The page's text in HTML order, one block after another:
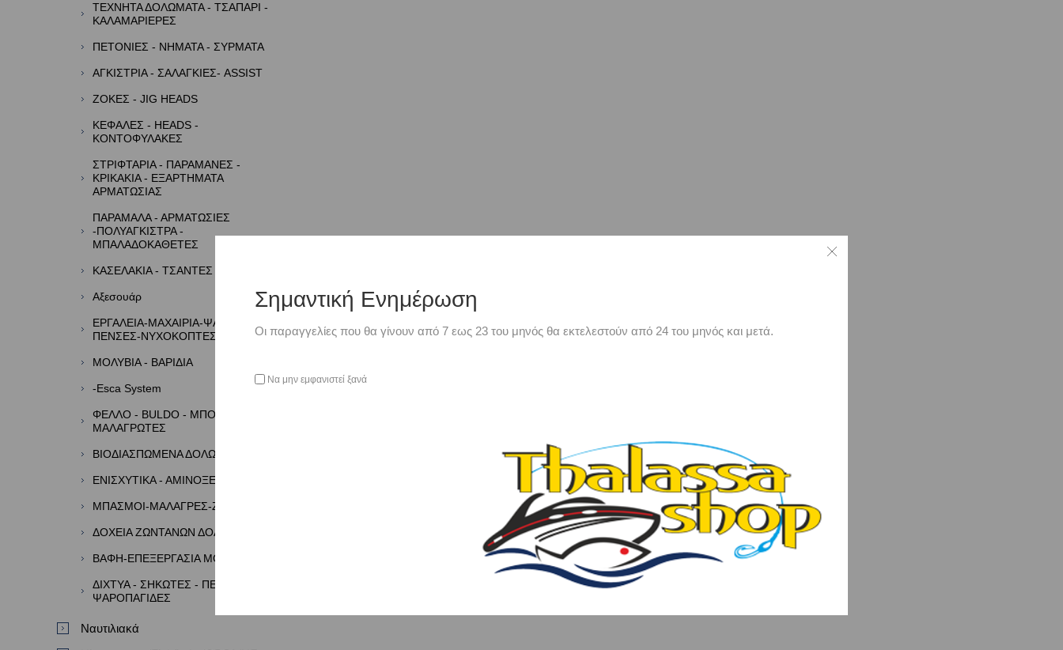
ΤΕΧΝΗΤΑ ΔΟΛΩΜΑΤΑ - ΤΣΑΠΑΡΙ -
ΚΑΛΑΜΑΡΙΕΡΕΣ
ΠΕΤΟΝΙΕΣ - ΝΗΜΑΤΑ - ΣΥΡΜΑΤΑ
ΑΓΚΙΣΤΡΙΑ - ΣΑΛΑΓΚΙΕΣ- ASSIST
ΖΟΚΕΣ - JIG HEADS
ΚΕΦΑΛΕΣ - HEADS -
ΚΟΝΤΟΦΥΛΑΚΕΣ
ΣΤΡΙΦΤΑΡΙΑ - ΠΑΡΑΜΑΝΕΣ -
ΚΡΙΚΑΚΙΑ - ΕΞΑΡΤΗΜΑΤΑ
ΑΡΜΑΤΩΣΙΑΣ
ΠΑΡΑΜΑΛΑ - ΑΡΜΑΤΩΣΙΕΣ
-ΠΟΛΥΑΓΚΙΣΤΡΑ -
ΜΠΑΛΑΔΟΚΑΘΕΤΕΣ
ΚΑΣΕΛΑΚΙΑ - ΤΣΑΝΤΕΣ - ΘΗΚΕΣ
Αξεσουάρ
ΕΡΓΑΛΕΙΑ-ΜΑΧΑΙΡΙΑ-ΨΑΛΙΔΙΑ-
ΠΕΝΣΕΣ-ΝΥΧΟΚΟΠΤΕΣ
ΜΟΛΥΒΙΑ - ΒΑΡΙΔΙΑ
-Esca System
ΦΕΛΛΟ - BULDO - ΜΠΟΡΜΠΑΔΕΣ -
ΜΑΛΑΓΡΩΤΕΣ
ΒΙΟΔΙΑΣΠΩΜΕΝΑ ΔΟΛΩΜΑΤΑ
ΕΝΙΣΧΥΤΙΚΑ - ΑΜΙΝΟΞΕΑ - ΑΡΩΜΑΤΑ
ΜΠΑΣΜΟΙ-ΜΑΛΑΓΡΕΣ-ΖΥΜΕΣ
ΔΟΧΕΙΑ ΖΩΝΤΑΝΩΝ ΔΟΛΩΜΑΤΩΝ
ΒΑΦΗ-ΕΠΕΞΕΡΓΑΣΙΑ ΜΟΛΥΒΙΩΝ
ΔΙΧΤΥΑ - ΣΗΚΩΤΕΣ - ΠΕΖΟΒΟΛΑ -
ΨΑΡΟΠΑΓΙΔΕΣ
Ναυτιλιακά
Σημαντική Ενημέρωση
Οι παραγγελίες που θα γίνουν από 7 εως 23 του μηνός θα εκτελεστούν από 24 του μηνός και μετά.
Να μην εμφανιστεί ξανά